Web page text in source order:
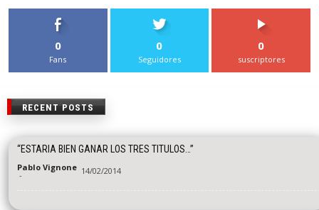
0
Fans
0
Seguidores
0
suscriptores
RECENT POSTS
“ESTARIA BIEN GANAR LOS TRES TITULOS…”
Pablo Vignone
- 14/02/2014